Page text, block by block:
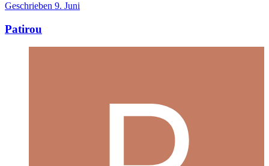
Geschrieben 9. Juni
Patirou